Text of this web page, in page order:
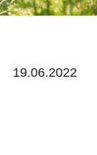
19.06.2022